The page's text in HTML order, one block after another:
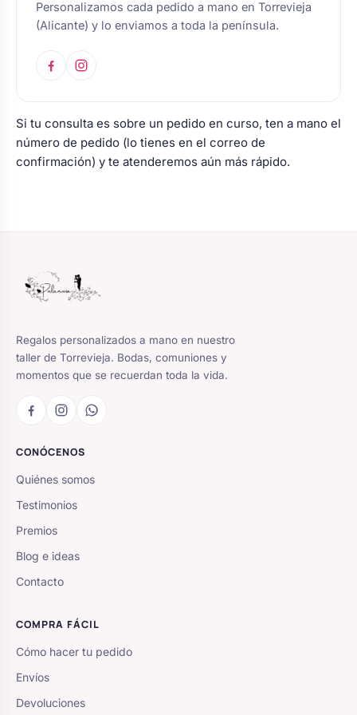
para arras
porta alianzas
bebé boda
Perchas de comunión
personalizadas
Rasca y Gana para Comunión:
Detalles de comunión para invitados
Bolsos personalizados
Otros regalos
Personalizamos cada pedido a mano en Torrevieja
(Alicante) y lo enviamos a toda la península.
Si tu consulta es sobre un pedido en curso, ten a mano el
número de pedido (lo tienes en el correo de
confirmación) y te atenderemos aún más rápido.
Regalos personalizados a mano en nuestro
taller de Torrevieja. Bodas, comuniones y
momentos que se recuerdan toda la vida.
CONÓCENOS
Quiénes somos
Testimonios
Premios
Blog e ideas
Contacto
COMPRA FÁCIL
Cómo hacer tu pedido
Envíos
Devoluciones